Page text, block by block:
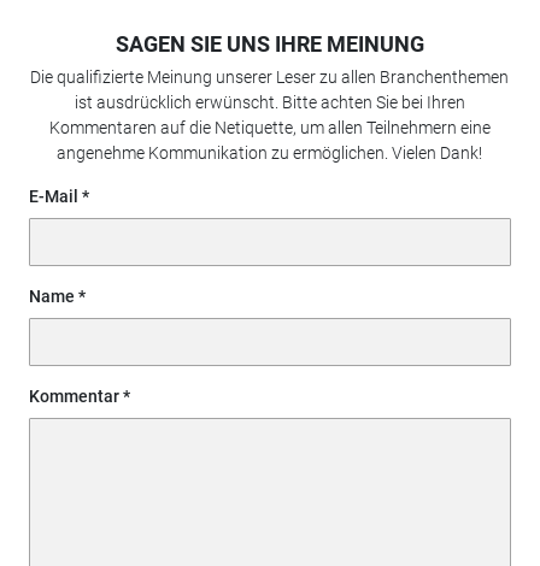
SAGEN SIE UNS IHRE MEINUNG
Die qualifizierte Meinung unserer Leser zu allen Branchenthemen
ist ausdrücklich erwünscht. Bitte achten Sie bei Ihren
Kommentaren auf die Netiquette, um allen Teilnehmern eine
angenehme Kommunikation zu ermöglichen. Vielen Dank!
E-Mail
Name
Kommentar